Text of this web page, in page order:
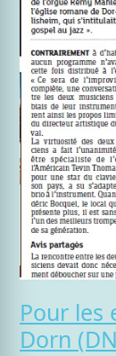
Pour les
Dorn